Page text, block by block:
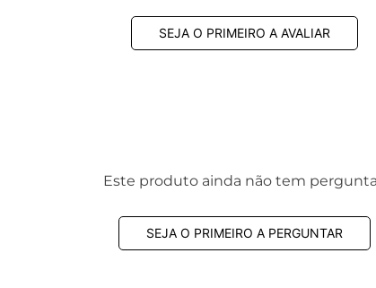
SEJA O PRIMEIRO A AVALIAR
Este produto ainda não tem
SEJA O PRIMEIRO A PERGUNTAR